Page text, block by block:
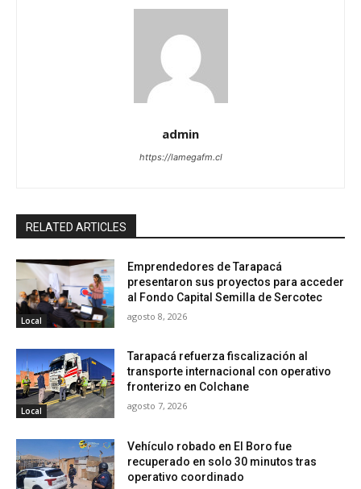
admin
https://lamegafm.cl
RELATED ARTICLES
Local
Emprendedores de Tarapacá
presentaron sus proyectos para acceder
al Fondo Capital Semilla de Sercotec
agosto 8, 2026
Local
Tarapacá refuerza fiscalización al
transporte internacional con operativo
fronterizo en Colchane
agosto 7, 2026
Vehículo robado en El Boro fue
recuperado en solo 30 minutos tras
operativo coordinado